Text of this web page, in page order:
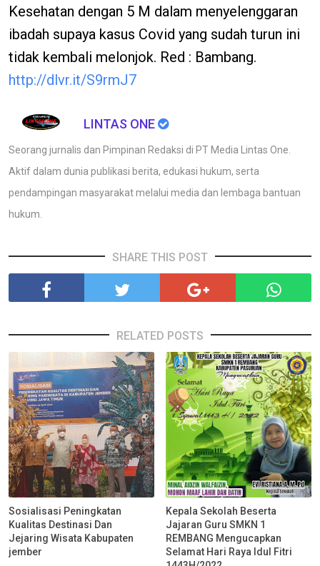
Kesehatan dengan 5 M dalam menyelenggaran
ibadah supaya kasus Covid yang sudah turun ini
tidak kembali melonjok. Red : Bambang.
http://dlvr.it/S9rmJ7
LINTAS ONE
Seorang jurnalis dan Pimpinan Redaksi di PT Media Lintas One.
Aktif dalam dunia publikasi berita, edukasi hukum, serta
pendampingan masyarakat melalui media dan lembaga bantuan
hukum.
SHARE THIS POST
RELATED POSTS
Sosialisasi Peningkatan
Kualitas Destinasi Dan
Jejaring Wisata Kabupaten
jember
Kepala Sekolah Beserta
Jajaran Guru SMKN 1
REMBANG Mengucapkan
Selamat Hari Raya Idul Fitri